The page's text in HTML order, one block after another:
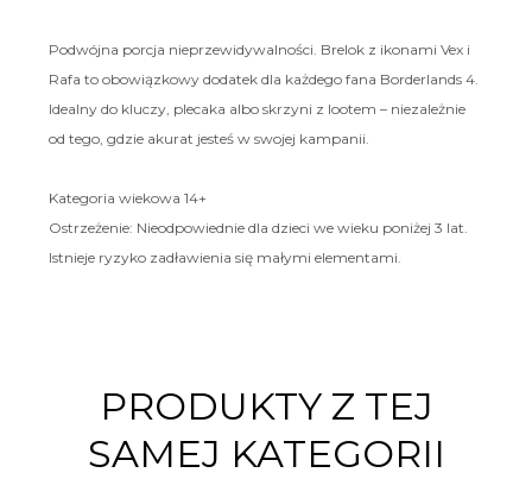
Podwójna porcja nieprzewidywalności. Brelok z ikonami Vex i
Rafa to obowiązkowy dodatek dla każdego fana Borderlands 4.
Idealny do kluczy, plecaka albo skrzyni z lootem – niezależnie
od tego, gdzie akurat jesteś w swojej kampanii.
Kategoria wiekowa 14+
Ostrzeżenie: Nieodpowiednie dla dzieci we wieku poniżej 3 lat.
Istnieje ryzyko zadławienia się małymi elementami.
PRODUKTY Z TEJ
SAMEJ KATEGORII